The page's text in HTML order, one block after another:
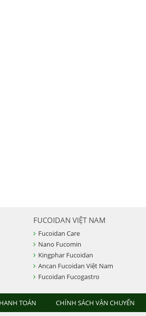
FUCOIDAN VIỆT NAM
Fucoidan Care
Nano Fucomin
Kingphar Fucoidan
Ancan Fucoidan Việt Nam
Fucoidan Fucogastro
TOÁN CHÍNH SÁCH VẬN CHUYỂN